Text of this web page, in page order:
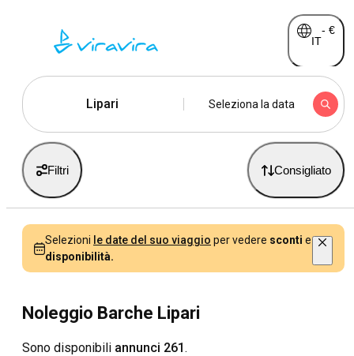
IT
- €
Lipari Seleziona la data
Filtri Consigliato
Selezioni le date del suo viaggio per vedere sconti e
disponibilità.
Noleggio Barche Lipari
Sono disponibili annunci 261 .